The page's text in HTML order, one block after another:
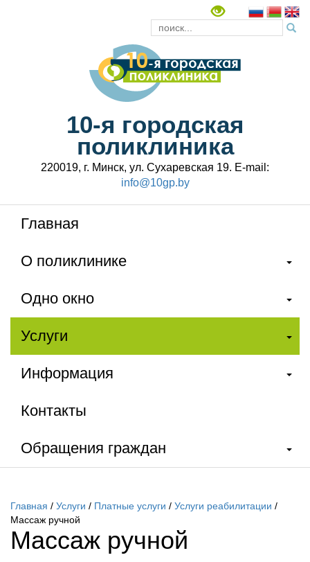
10-я городская
поликлиника
220019, г. Минск, ул. Сухаревская 19. E-mail:
info@10gp.by
Главная
О поликлинике
Одно окно
Услуги
Информация
Контакты
Обращения граждан
Главная / Услуги / Платные услуги / Услуги реабилитации /
Массаж ручной
Массаж ручной